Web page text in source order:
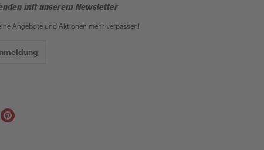
mit unserem Newsletter
Angebote und Aktionen mehr verpassen!